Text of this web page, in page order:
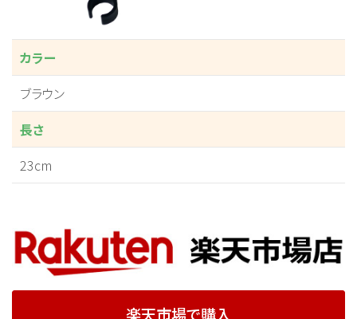
カラー
ブラウン
長さ
23cm
楽天市場で購入